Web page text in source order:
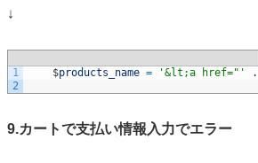
↓
1
2
$products_name = '&lt;a href="' .
9.カートで支払い情報入力でエラー